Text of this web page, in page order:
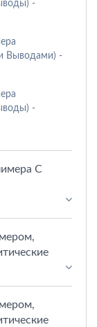
-
Выводами) -
-
С